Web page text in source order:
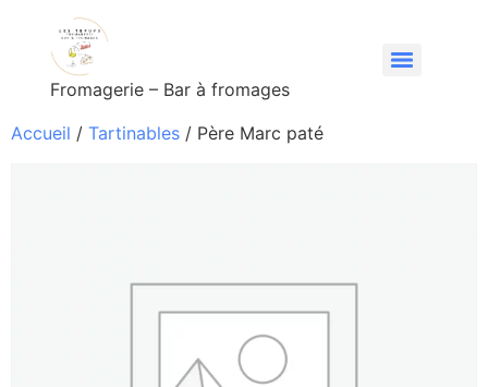
Fromagerie – Bar à fromages
Accueil / Tartinables / Père Marc paté